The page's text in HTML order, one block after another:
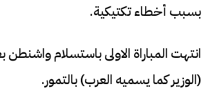
بسبب أخطاء تكتيكية.
انتهت المباراة الاولى باستسلام
(الوزير كما يسميه العرب) بالتمور.